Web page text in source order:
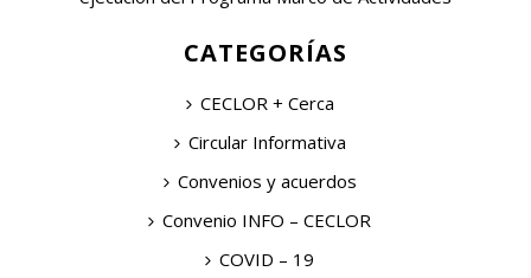
CATEGORÍAS
CECLOR + Cerca
Circular Informativa
Convenios y acuerdos
Convenio INFO – CECLOR
COVID – 19